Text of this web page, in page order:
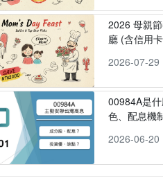
2026 母親
廳 (含信用
2026-07-29
00984A是
色、配息機
2026-06-20